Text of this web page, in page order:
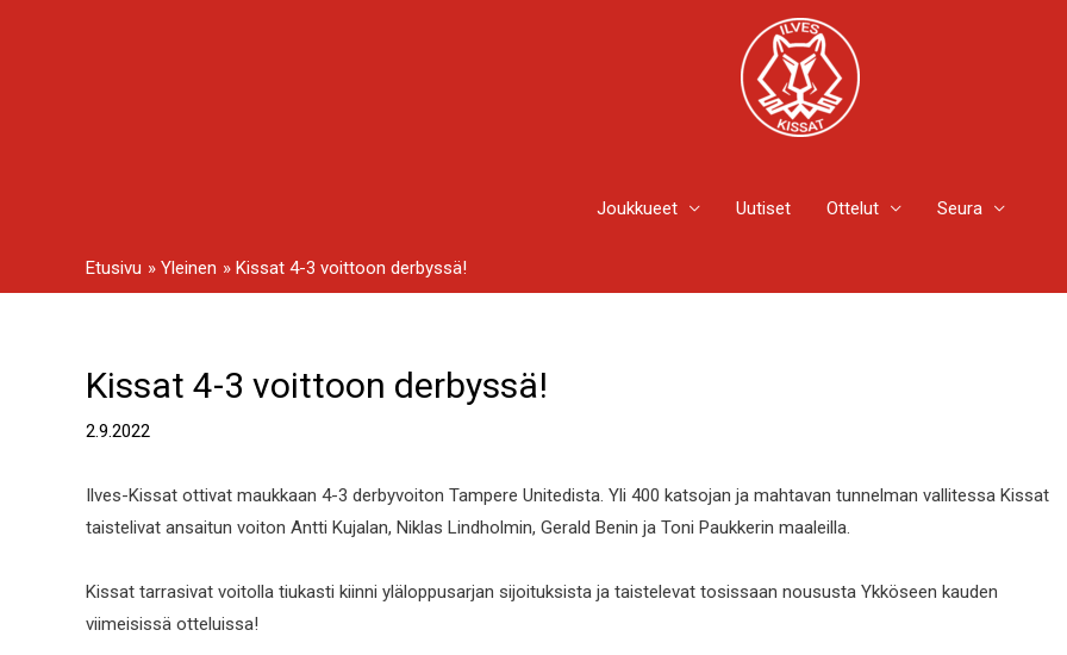
Joukkueet Uutiset Ottelut Seura
Etusivu Yleinen Kissat 4-3 voittoon derbyssä!
Kissat 4-3 voittoon derbyssä!
2.9.2022
Ilves-Kissat ottivat maukkaan 4-3 derbyvoiton Tampere Unitedista. Yli 400 katsojan ja mahtavan tunnelman vallitessa Kissat
taistelivat ansaitun voiton Antti Kujalan, Niklas Lindholmin, Gerald Benin ja Toni Paukkerin maaleilla.
Kissat tarrasivat voitolla tiukasti kiinni yläloppusarjan sijoituksista ja taistelevat tosissaan noususta Ykköseen kauden
viimeisissä otteluissa!
Artikkelien